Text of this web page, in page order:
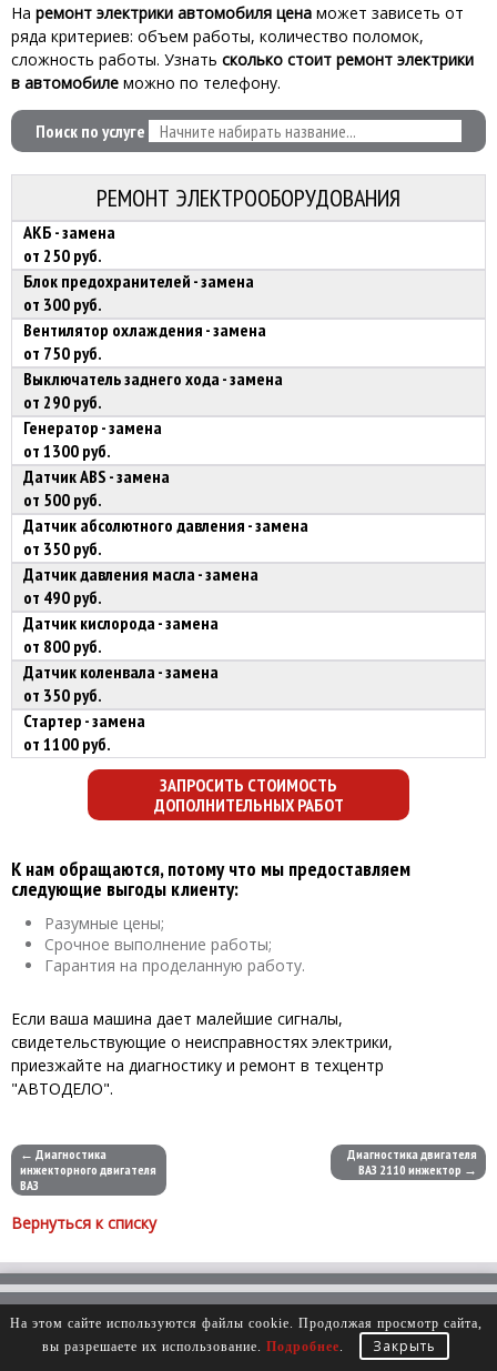
На ремонт электрики автомобиля цена может зависеть от
ряда критериев: объем работы, количество поломок,
сложность работы. Узнать сколько стоит ремонт электрики
в автомобиле можно по телефону.
Поиск по услуге
РЕМОНТ ЭЛЕКТРООБОРУДОВАНИЯ
АКБ - замена
от 250 руб.
Блок предохранителей - замена
от 300 руб.
Вентилятор охлаждения - замена
от 750 руб.
Выключатель заднего хода - замена
от 290 руб.
Генератор - замена
от 1300 руб.
Датчик ABS - замена
от 500 руб.
Датчик абсолютного давления - замена
от 350 руб.
Датчик давления масла - замена
от 490 руб.
Датчик кислорода - замена
от 800 руб.
Датчик коленвала - замена
от 350 руб.
Стартер - замена
от 1100 руб.
ЗАПРОСИТЬ СТОИМОСТЬ
ДОПОЛНИТЕЛЬНЫХ РАБОТ
К нам обращаются, потому что мы предоставляем
следующие выгоды клиенту:
Разумные цены;
Срочное выполнение работы;
Гарантия на проделанную работу.
Если ваша машина дает малейшие сигналы,
свидетельствующие о неисправностях электрики,
приезжайте на диагностику и ремонт в техцентр
"АВТОДЕЛО".
← Диагностика
инжекторного двигателя
ВАЗ
Диагностика двигателя
ВАЗ 2110 инжектор →
Вернуться к списку
На этом сайте используются файлы cookie. Продолжая просмотр сайта,
вы разрешаете их использование. Подробнее. Закрыть